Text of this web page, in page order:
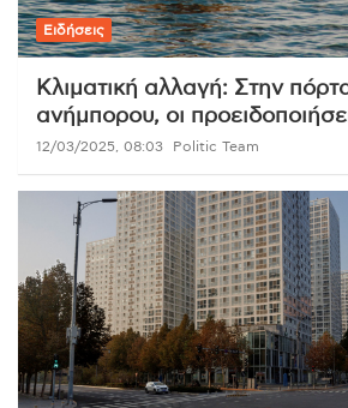
Ειδήσεις
Κλιματική αλλαγή: Στην
ανήμπορου, οι
12/03/2025, 08:03 Politic Team